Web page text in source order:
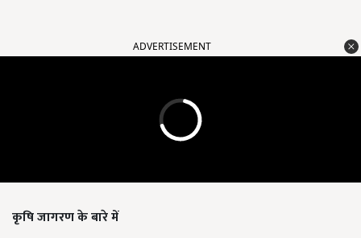
ADVERTISEMENT
कृषि जागरण के बारे में